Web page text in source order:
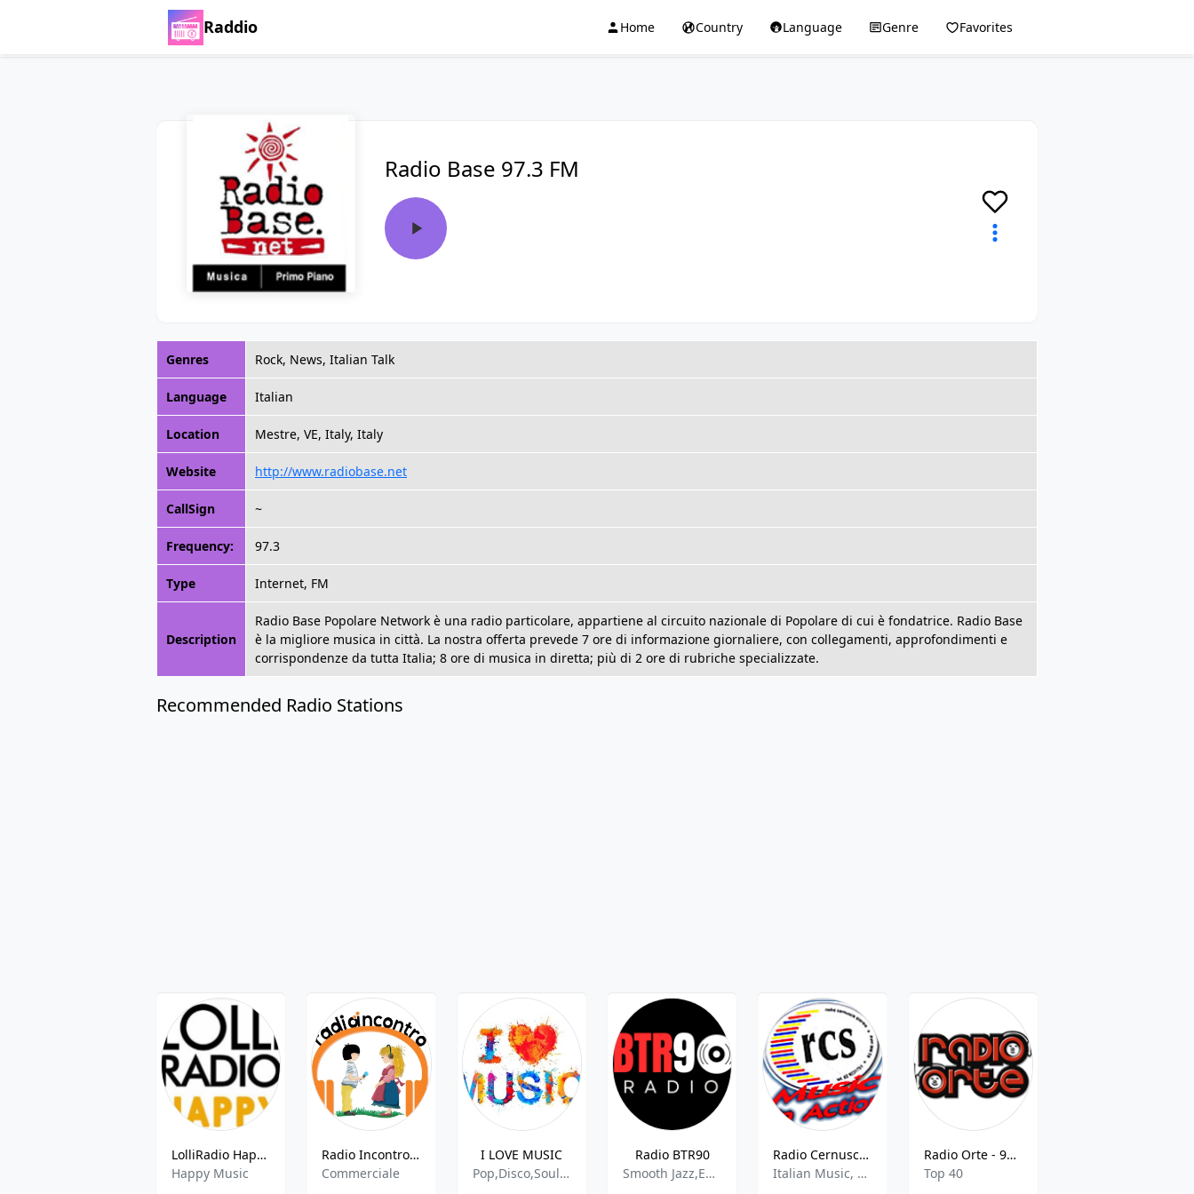
Raddio Home Country Language Genre Favorites
Radio Base 97.3 FM
Genres Rock, News, Italian Talk
Language Italian
Location Mestre, VE, Italy, Italy
Website http://www.radiobase.net
CallSign ~
Frequency: 97.3
Type Internet, FM
Description
Radio Base Popolare Network è una radio particolare, appartiene al circuito nazionale di Popolare di cui è fondatrice. Radio Base
è la migliore musica in città. La nostra offerta prevede 7 ore di informazione giornaliere, con collegamenti, approfondimenti e
corrispondenze da tutta Italia; 8 ore di musica in diretta; più di 2 ore di rubriche specializzate.
Recommended Radio Stations
LolliRadio Happy Station
Happy Music
Radio Incontro Terni
Commerciale
I LOVE MUSIC
Pop,Disco,Soul,Funk
Radio BTR90
Smooth Jazz,Easy Listening,
Radio Cernusco Stereo
Italian Music, Adult Contemporary
Radio Orte - 98.9 FM
Top 40